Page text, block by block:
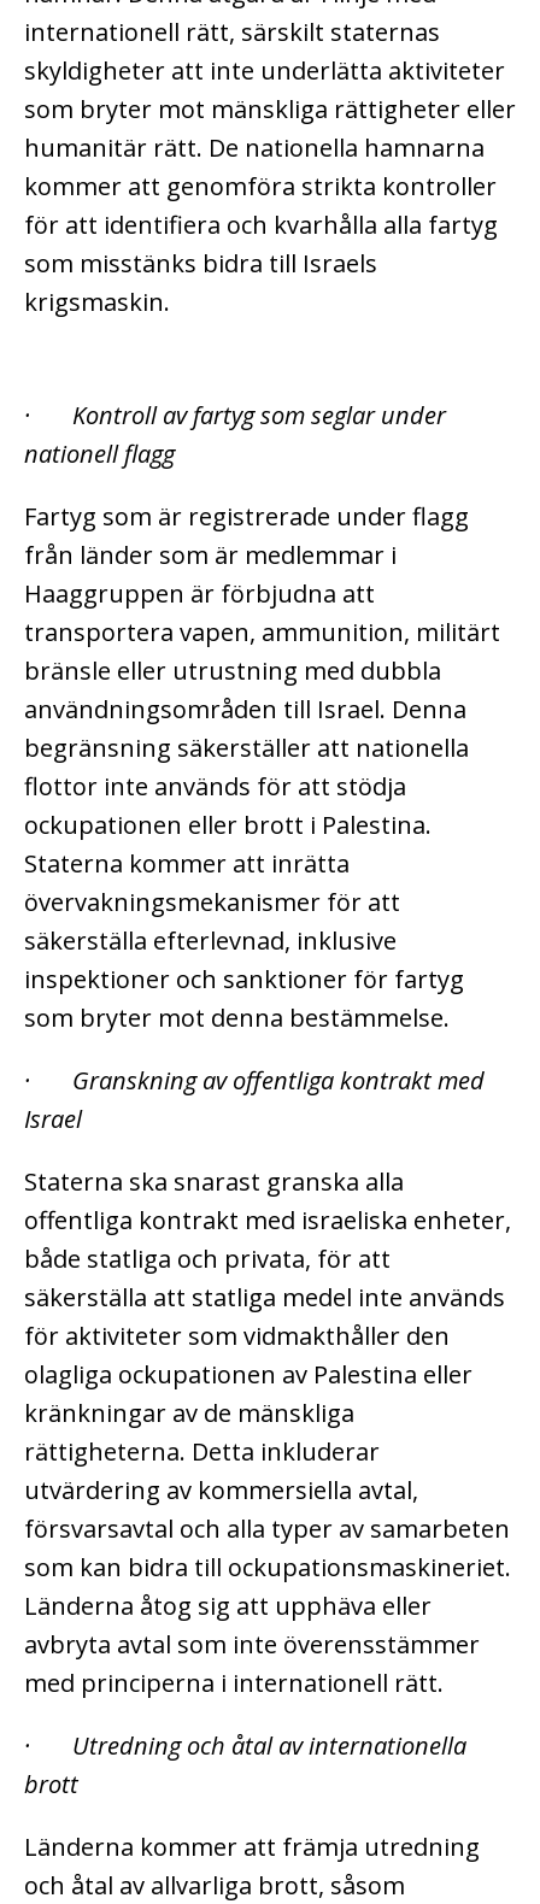
internationell rätt, särskilt staternas
skyldigheter att inte underlätta aktiviteter
som bryter mot mänskliga rättigheter eller
humanitär rätt. De nationella hamnarna
kommer att genomföra strikta kontroller
för att identifiera och kvarhålla alla fartyg
som misstänks bidra till Israels
krigsmaskin.
· Kontroll av fartyg som seglar under
nationell flagg
Fartyg som är registrerade under flagg
från länder som är medlemmar i
Haaggruppen är förbjudna att
transportera vapen, ammunition, militärt
bränsle eller utrustning med dubbla
användningsområden till Israel. Denna
begränsning säkerställer att nationella
flottor inte används för att stödja
ockupationen eller brott i Palestina.
Staterna kommer att inrätta
övervakningsmekanismer för att
säkerställa efterlevnad, inklusive
inspektioner och sanktioner för fartyg
som bryter mot denna bestämmelse.
· Granskning av offentliga kontrakt med
Israel
Staterna ska snarast granska alla
offentliga kontrakt med israeliska enheter,
både statliga och privata, för att
säkerställa att statliga medel inte används
för aktiviteter som vidmakthåller den
olagliga ockupationen av Palestina eller
kränkningar av de mänskliga
rättigheterna. Detta inkluderar
utvärdering av kommersiella avtal,
försvarsavtal och alla typer av samarbeten
som kan bidra till ockupationsmaskineriet.
Länderna åtog sig att upphäva eller
avbryta avtal som inte överensstämmer
med principerna i internationell rätt.
· Utredning och åtal av internationella
brott
Länderna kommer att främja utredning
och åtal av allvarliga brott, såsom